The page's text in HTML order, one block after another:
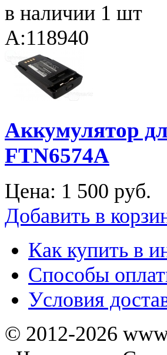
в наличии 1 шт
A:118940
Аккумулятор
FTN6574A
Цена: 1 500 руб.
Добавить в
Как купить в
Способы
Уcловия
© 2012-2026